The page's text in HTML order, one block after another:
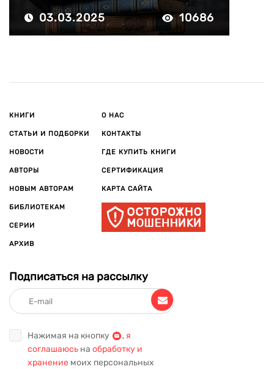
03.03.2025 10686
КНИГИ
СТАТЬИ И ПОДБОРКИ
НОВОСТИ
АВТОРЫ
НОВЫМ АВТОРАМ
БИБЛИОТЕКАМ
СЕРИИ
АРХИВ
О НАС
КОНТАКТЫ
ГДЕ КУПИТЬ КНИГИ
СЕРТИФИКАЦИЯ
КАРТА САЙТА
Подписаться на рассылку
Нажимая на кнопку , я
соглашаюсь на обработку и
хранение моих персональных